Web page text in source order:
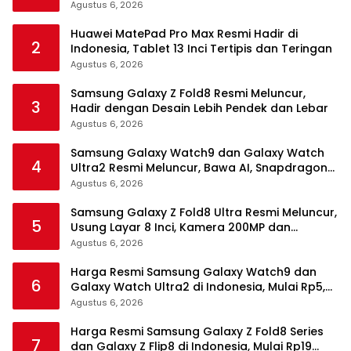
Agustus 6, 2026
2
Huawei MatePad Pro Max Resmi Hadir di
Indonesia, Tablet 13 Inci Tertipis dan Teringan
Agustus 6, 2026
3
Samsung Galaxy Z Fold8 Resmi Meluncur,
Hadir dengan Desain Lebih Pendek dan Lebar
Agustus 6, 2026
4
Samsung Galaxy Watch9 dan Galaxy Watch
Ultra2 Resmi Meluncur, Bawa AI, Snapdragon
Wear Elite, dan Fitur Kesehatan Baru
Agustus 6, 2026
5
Samsung Galaxy Z Fold8 Ultra Resmi Meluncur,
Usung Layar 8 Inci, Kamera 200MP dan
Snapdragon 8 Elite Gen 5
Agustus 6, 2026
6
Harga Resmi Samsung Galaxy Watch9 dan
Galaxy Watch Ultra2 di Indonesia, Mulai Rp5,9
Jutaan
Agustus 6, 2026
7
Harga Resmi Samsung Galaxy Z Fold8 Series
dan Galaxy Z Flip8 di Indonesia, Mulai Rp19